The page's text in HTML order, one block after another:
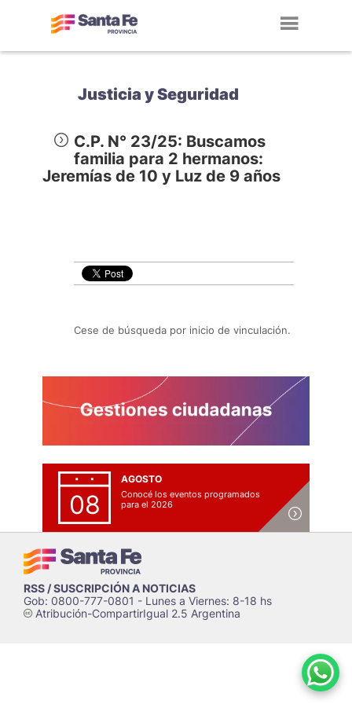
Justicia y Seguridad
C.P. N° 23/25: Buscamos
familia para 2 hermanos:
Jeremías de 10 y Luz de 9 años
Cese de búsqueda por inicio de vinculación.
08
AGOSTO
Conocé los eventos programados
para el 2026
RSS / SUSCRIPCIÓN A NOTICIAS
Gob: 0800-777-0801 - Lunes a Viernes: 8-18 hs
cAtribución-CompartirIgual 2.5 Argentina